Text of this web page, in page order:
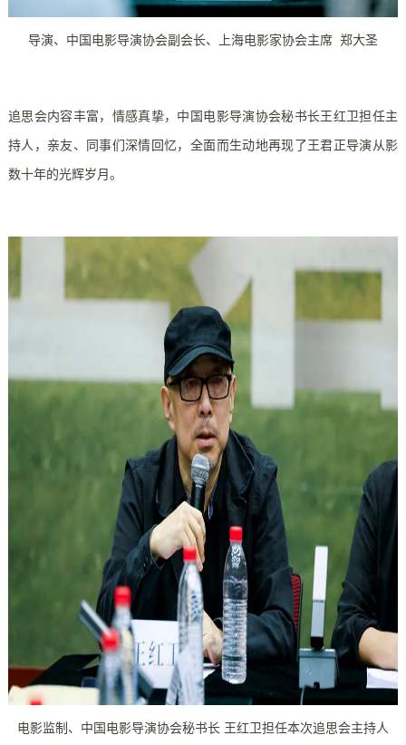
导演、中国电影导演协会副会长、上海电影家协会主席 郑大圣
追思会内容丰富，情感真挚，中国电影导演协会秘书长王红卫担任主
持人，亲友、同事们深情回忆，全面而生动地再现了王君正导演从影
数十年的光辉岁月。
电影监制、中国电影导演协会秘书长 王红卫担任本次追思会主持人